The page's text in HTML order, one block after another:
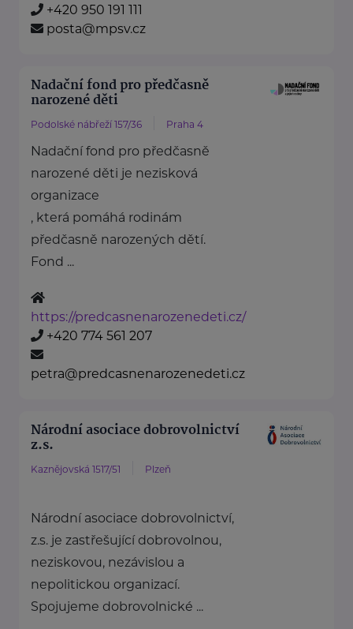
+420 950 191 111
posta@mpsv.cz
Nadační fond pro předčasně
narozené děti
Podolské nábřeží 157/36 Praha 4
Nadační fond pro předčasně
narozené děti je nezisková
organizace
, která pomáhá rodinám
předčasně narozených dětí.
Fond ...
https://predcasnenarozenedeti.cz/
+420 774 561 207
petra@predcasnenarozenedeti.cz
Národní asociace dobrovolnictví
z.s.
Kaznějovská 1517/51 Plzeň
Národní asociace dobrovolnictví,
z.s. je zastřešující dobrovolnou,
neziskovou, nezávislou a
nepolitickou organizací.
Spojujeme dobrovolnické ...